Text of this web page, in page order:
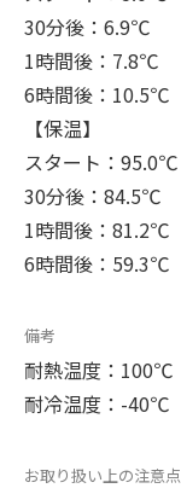
30分後：6.9℃
1時間後：7.8℃
6時間後：10.5℃
【保温】
スタート：95.0℃
30分後：84.5℃
1時間後：81.2℃
6時間後：59.3℃
備考
耐熱温度：100℃
耐冷温度：-40℃
お取り扱い上の注意点